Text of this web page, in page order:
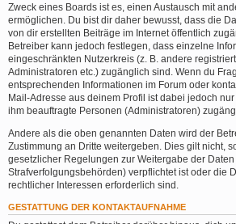
Zweck eines Boards ist es, einen Austausch mit
ermöglichen. Du bist dir daher bewusst, dass die
von dir erstellten Beiträge im Internet öffentlich
Betreiber kann jedoch festlegen, dass einzelne
eingeschränkten Nutzerkreis (z. B. andere
Administratoren etc.) zugänglich sind. Wenn du
entsprechenden Informationen im Forum oder
Mail-Adresse aus deinem Profil ist dabei jedoch
ihm beauftragte Personen (Administratoren)
Andere als die oben genannten Daten wird der
Zustimmung an Dritte weitergeben. Dies gilt nicht,
gesetzlicher Regelungen zur Weitergabe der Daten
Strafverfolgungsbehörden) verpflichtet ist oder die
rechtlicher Interessen erforderlich sind.
GESTATTUNG DER KONTAKTAUFNAHME